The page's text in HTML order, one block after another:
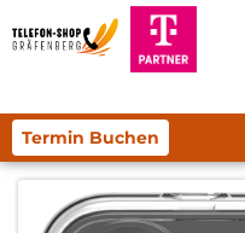
Termin Buchen